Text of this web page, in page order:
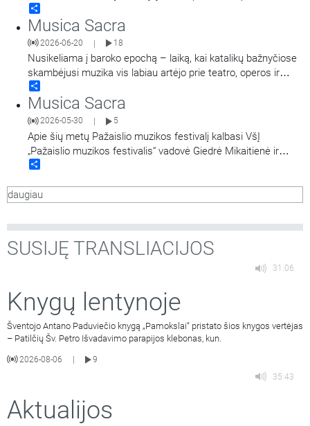
religinį/tautinį tapatumą, krikščioniškąją liaudies kultūrą, kurią
gražiausiai ir atspindi Žemaičių Kalvarijos kalnai. Kodėl ši
tradicija gyva beveik 400 metų? Kokie iššūkiai ištinka? Kokią
prasmę suteikia įrašymas į Lietuvos nematerialaus…
Musica Sacra
2026-06-20 | 18
Nusikeliama į baroko epochą – laiką, kai katalikų bažnyčiose
skambėjusi muzika vis labiau artėjo prie teatro, operos ir
pasaulietinės iškilmės estetikos. Kalbama apie įtampą tarp
liturgijos reikalavimų ir muzikos puošnumo, apie Tridento
susirinkimą bei pastangas reguliuoti bažnytinį skambesį ir
apie tai, kaip baroko kompozitoriai
Musica Sacra
2026-05-30 5
Apie šių metų Pažaislio muzikos festivalį kalbasi VšĮ
„Pažaislio muzikos festivalis“ vadovė Giedrė Mikaitienė ir
Kauno valstybinės filharmonijos vadovas Justinas Krėpšta.
daugiau
SUSIJĘ TRANSLIACIJOS
31:06
Knygų lentynoje
Šventojo Antano Paduviečio knygą „Pamokslai“ pristato šios knygos vertėjas
– Patilčių Šv. Petro Išvadavimo parapijos klebonas, kun.
2026-08-06
9
35:43
Aktualijos